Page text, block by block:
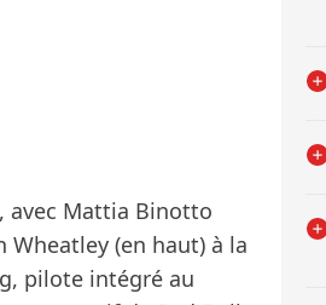
avec Mattia Binotto
Wheatley (en haut) à la
pilote intégré au